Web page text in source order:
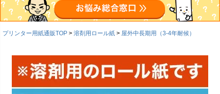
プリンター用紙通販TOP 溶剤用ロール紙 屋外中長期用（3-4年耐候）